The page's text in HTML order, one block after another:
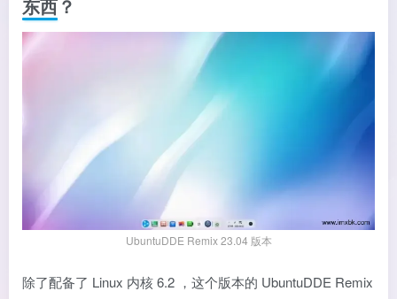
东西？
UbuntuDDE Remix 23.04 版本
除了配备了 Linux 内核 6.2 ，这个版本的 UbuntuDDE Remix